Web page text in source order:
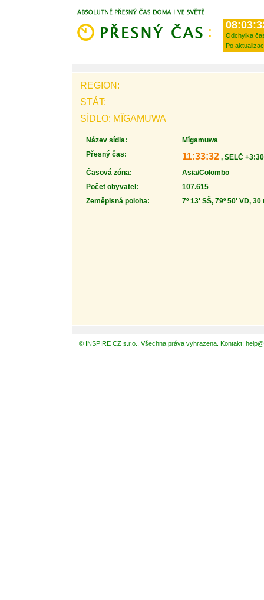
Odchylka
Po
REGION:
STÁT:
SÍDLO: MÎGAMUWA
Název sídla:
Mîgamuwa
Přesný čas:
11:33:32 , SELČ
Časová zóna:
Asia/Colombo
Počet obyvatel:
107.615
Zeměpisná poloha:
7º 13' SŠ, 79º 50' VD, 30
© INSPIRE CZ s.r.o., Všechna práva vyhrazena. Kontakt: